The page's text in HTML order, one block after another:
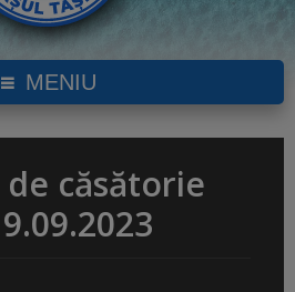
MENIU
căsătorie